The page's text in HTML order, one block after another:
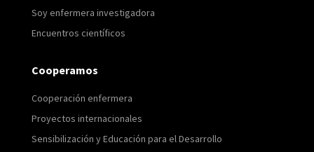
Soy enfermera investigadora
Encuentros científicos
Cooperamos
Cooperación enfermera
Proyectos internacionales
Sensibilización y Educación para el Desarrollo